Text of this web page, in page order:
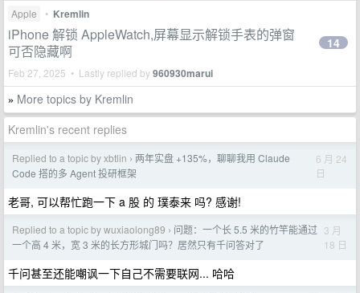
Apple • Kremlin
iPhone 解锁 AppleWatch,屏幕显示解锁手表的弹窗
可否隐藏啊
Feb 27, 2025 • Lastly replied by960930marui
14
» More topics by Kremlin
Kremlin's recent replies
Replied to a topic by xbtlin › 两年实盘 +135%，聊聊我用 Claude
Code 搭的多 Agent 投研框架
6 月 24
日
老哥, 可以帮忙跑一下 a 股 的 璞泰来 吗? 感谢!
Replied to a topic by wuxiaolong89 › 问题：一个长 5.5 米的竹竿能通过
一个高 4 米，宽 3 米的长方形城门吗？居然只有千问答对了
3 月
18 日
千问甚至还能嘲讽一下自己不需要联网... 哈哈